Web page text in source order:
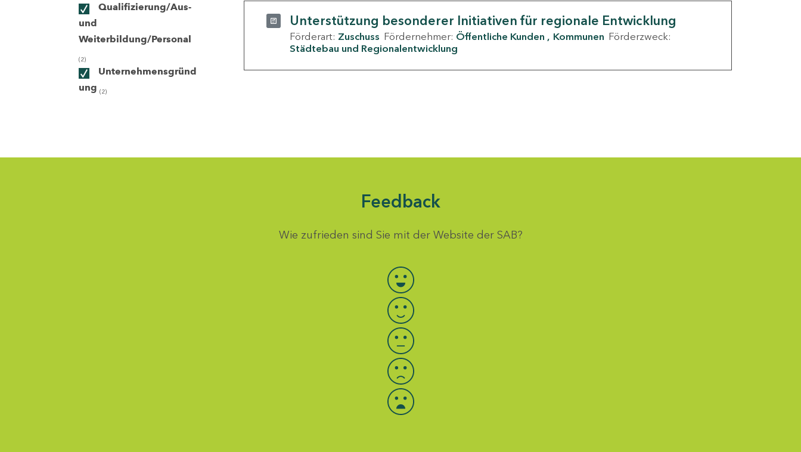
Qualifizierung/Aus-
und
Weiterbildung/Personal
(2)
Unternehmensgründ
ung (2)
Unterstützung besonderer Initiativen für regionale Entwicklung
Förderart: Zuschuss Fördernehmer: Öffentliche Kunden Kommunen Förderzweck:
Städtebau und Regionalentwicklung
Feedback
Wie zufrieden sind Sie mit der Website der SAB?
Bewertung auswählen